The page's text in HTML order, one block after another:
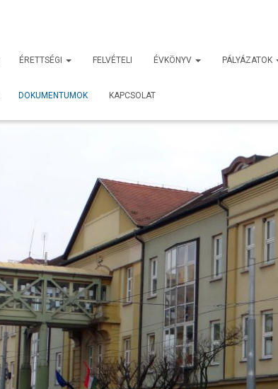
ÉRETTSÉGI FELVÉTELI ÉVKÖNYV PÁLYÁZATOK
DOKUMENTUMOK KAPCSOLAT